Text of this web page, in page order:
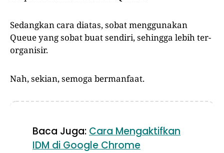
Sedangkan cara diatas, sobat menggunakan
Queue yang sobat buat sendiri, sehingga lebih ter-
organisir.
Nah, sekian, semoga bermanfaat.
Baca Juga: Cara Mengaktifkan
IDM di Google Chrome